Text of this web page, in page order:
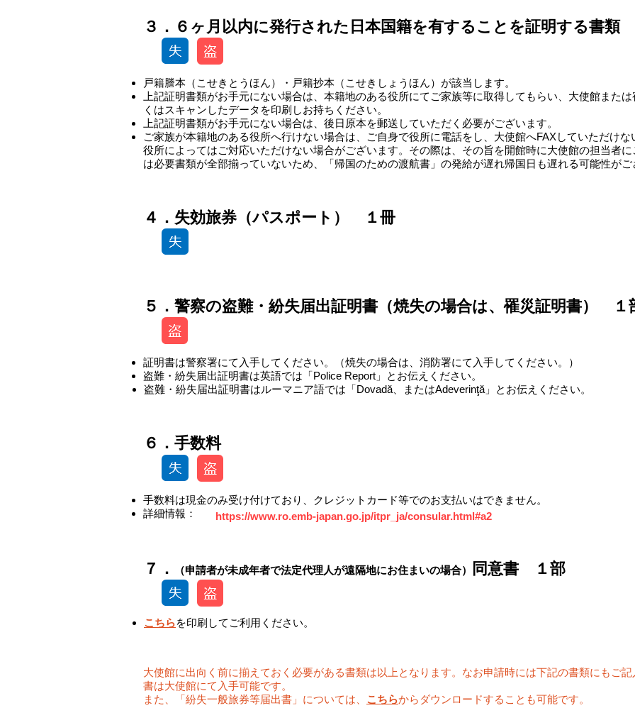
３．６ヶ月以内に発行された日本国籍を有することを証明する書類
戸籍謄本（こせきとうほん）・戸籍抄本（こせきしょうほん）が該当します。
上記証明書類がお手元にない場合は、本籍地のある役所にてご家族等に取得してもらい、大使館また
くはスキャンしたデータを印刷しお持ちください。
上記証明書類がお手元にない場合は、後日原本を郵送していただく必要がございます。
ご家族が本籍地のある役所へ行けない場合は、ご自身で役所に電話をし、大使館へFAXしていただけ
役所によってはご対応いただけない場合がございます。その際は、その旨を開館時に大使館の担当者
は必要書類が全部揃っていないため、「帰国のための渡航書」の発給が遅れ帰国日も遅れる可能性が
４．失効旅券（パスポート） １冊
５．警察の盗難・紛失届出証明書（焼失の場合は、罹災証明書） １
証明書は警察署にて入手してください。（焼失の場合は、消防署にて入手してください。）
盗難・紛失届出証明書は英語では「Police Report」とお伝えください。
盗難・紛失届出証明書はルーマニア語では「Dovadă、またはAdeverinţă」とお伝えください。
-​​６．手数料
​手数料は現金のみ受け付けており、クレジットカード等でのお支払いはできません。
​詳細情報：
https://www.ro.emb-japan.go.jp/itpr_ja/consular.html#a2
​​７． （申請者が未成年者で法定代理人が遠隔地にお住まいの場合） ​同意書 １部
こ ちらを印刷してご利用ください。
大使館に出向く前に揃えておく必要がある書類は以上となります。なお申請時には下記の書類にもご
書は大使館にて入手可能です。
また、「紛失一般旅券等届出書」については、 こちらからダウンロードすることも可能です。